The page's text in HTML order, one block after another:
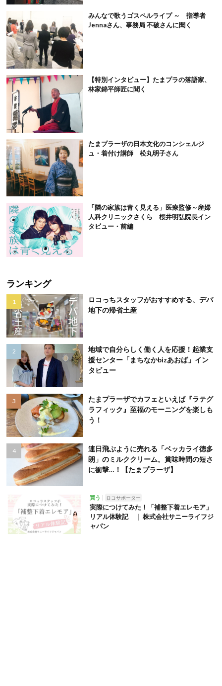
みんなで歌うゴスペルライプ ～ 指導者
Jennaさん、事務局 不破さんに聞く
【特別インタビュー】たまプラの落語家、
林家錦平師匠に聞く
たまプラーザの日本文化のコンシェルジ
ュ・着付け講師 松丸明子さん
「隣の家族は青く見える」医療監修～産婦
人科クリニックさくら 桜井明弘院長イン
タビュー・前編
ランキング
ロコっちスタッフがおすすめする、デパ
地下の帰省土産
地域で自分らしく働く人を応援！起業支
援センター「まちなかbizあおば」イン
タビュー
たまプラーザでカフェといえば『ラテグ
ラフィック』至福のモーニングを楽しも
う！
連日飛ぶように売れる「ベッカライ徳多
朗」のミルククリーム。賞味時間の短さ
に衝撃…！【たまプラーザ】
買う ロコサポーター
実際につけてみた！「補整下着エレモア」
リアル体験記 ｜ 株式会社サニーライフジ
ャパン